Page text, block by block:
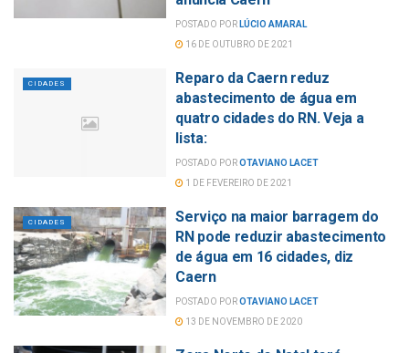
POSTADO POR LÚCIO AMARAL
16 DE OUTUBRO DE 2021
CIDADES
Reparo da Caern reduz
abastecimento de água em
quatro cidades do RN. Veja a
lista:
POSTADO POROTAVIANO LACET
1 DE FEVEREIRO DE 2021
CIDADES
Serviço na maior barragem do
RN pode reduzir abastecimento
de água em 16 cidades, diz
Caern
POSTADO POROTAVIANO LACET
13 DE NOVEMBRO DE 2020